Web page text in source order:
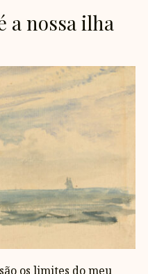
a nossa ilha
os limites do meu